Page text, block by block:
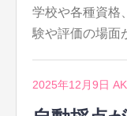
学校や各種資格
験や評価の場面
2025年12月9日